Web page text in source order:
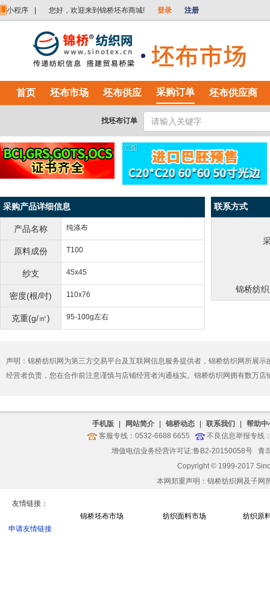
小程序 您好，欢迎来到锦桥坯布商城! 登录 注册
首页 坯布市场 坯布供应 采购订单 坯布供应商
找坯布订单
采购产品详细信息
产品名称 纯涤布
原料成份 T100
纱支 45x45
密度(根/吋) 110x76
克重(g/㎡) 95-100g左右
联系方式
锦桥纺
声明：锦桥纺织网为第三方交易平台及互联网信息服务提供者，锦桥纺织网所展
经营者负责，您在合作前注意谨慎与店铺经营者沟通核实。锦桥纺织网拥有数万
手机版 网站简介 锦桥动态 联系我们
帮助中
客服专线：0532-6688 6655
不良信息举报专线
增值电信业务经营许可证:鲁B2-20150058号
青
Copyright © 1999-2017
本网郑重声明：锦桥纺织网及子网
友情链接：
申请友情链接
锦桥坯布市场 纺织面料市场 纺织原